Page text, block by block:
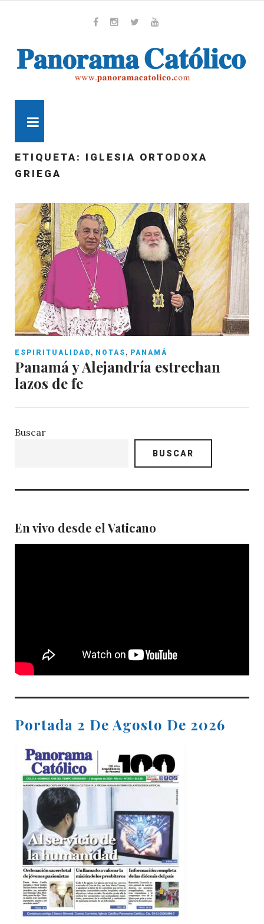
ETIQUETA: IGLESIA ORTODOXA
GRIEGA
ESPIRITUALIDAD , NOTAS , PANAMÁ
Panamá y Alejandría estrechan
lazos de fe
Buscar
BUSCAR
En vivo desde el Vaticano
Portada 2 De Agosto De 2026